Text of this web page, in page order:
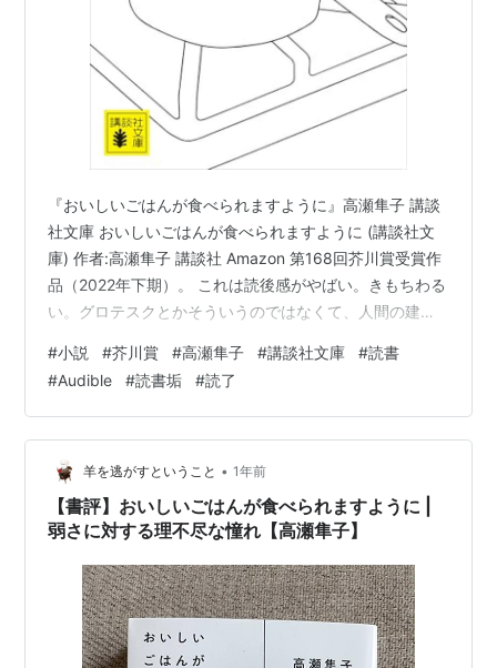
『おいしいごはんが食べられますように』高瀬隼子 講談
社文庫 おいしいごはんが食べられますように (講談社文
庫) 作者:高瀬隼子 講談社 Amazon 第168回芥川賞受賞作
品（2022年下期）。 これは読後感がやばい。きもちわる
い。グロテスクとかそういうのではなくて、人間の建前
分をその中に見出してしまった。ほかの方はどうかわか
らないけど、自分は二谷の中に自分を見出してしまっ
た…。 ちゃんとご飯を食べる、美味しいものを作る、そ
れが正義のようになっているけれども、そうじゃないん
だよなあということを口に出したことがないけど自分の
中にもある。わかりす…
#小説 #芥川賞 #高瀬隼子 #講談社文庫 #読書
#Audible #読書垢 #読了
羊を逃がすということ • 1年前
【書評】おいしいごはんが食べられますように |
弱さに対する理不尽な憧れ【高瀬隼子】